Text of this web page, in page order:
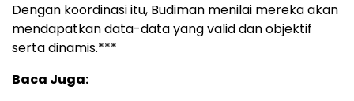
Dengan koordinasi itu, Budiman menilai mereka akan
mendapatkan data-data yang valid dan objektif
serta dinamis.***
Baca Juga: